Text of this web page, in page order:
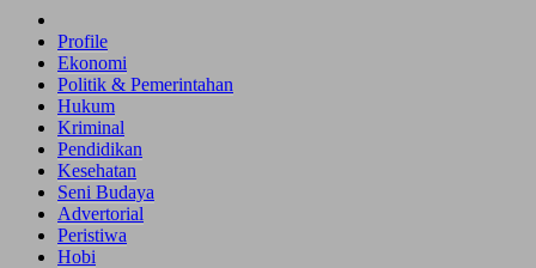
Profile
Ekonomi
Politik & Pemerintahan
Hukum
Kriminal
Pendidikan
Kesehatan
Seni Budaya
Advertorial
Peristiwa
Hobi